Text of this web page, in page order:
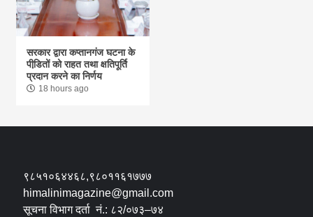
सरकार द्वारा कप्तानगंज घटना के
पीडि़तों को राहत तथा क्षतिपूर्ति
प्रदान करने का निर्णय
18 hours ago
९८५१०६४४६८,९८०११६१७७७
himalinimagazine@gmail.com
सूचना विभाग दर्ता नं.: ८२/०७३–७४